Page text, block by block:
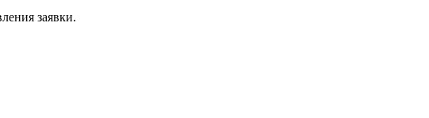
заявки.